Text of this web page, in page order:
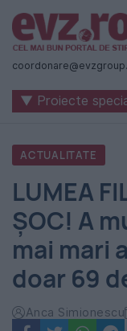
Știri
naționale
internaționale
România
-
Evenimentul
Zilei
▼ Proiecte
ACTUALITATE
LUMEA
ȘOC! A
mai mari
doar 69
Anca Simionescu